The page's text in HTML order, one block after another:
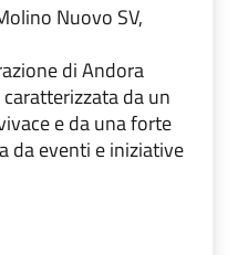
Nuovo SV,
di Andora
da un
e da una forte
da eventi e iniziative